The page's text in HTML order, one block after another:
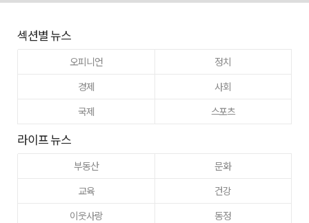
섹션별 뉴스
오피니언
정치
경제
사회
국제
스포츠
라이프 뉴스
부동산
문화
교육
건강
이웃사랑
동정